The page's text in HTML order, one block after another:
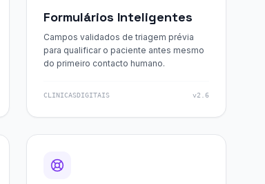
Formulários Inteligentes
Campos validados de triagem prévia
para qualificar o paciente antes mesmo
do primeiro contacto humano.
CLINICASDIGITAIS v2.6